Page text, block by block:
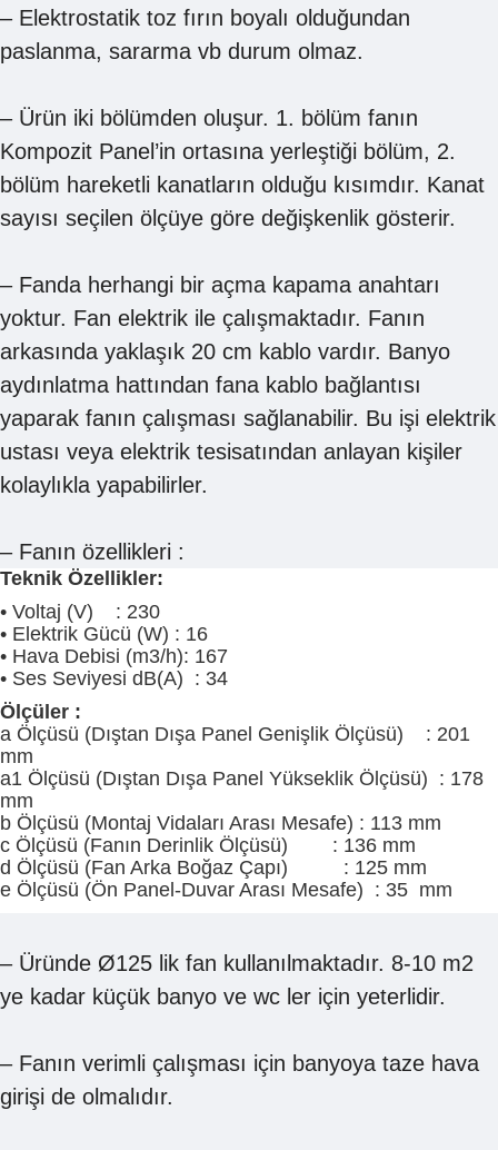
– Elektrostatik toz fırın boyalı olduğundan
paslanma, sararma vb durum olmaz.
– Ürün iki bölümden oluşur. 1. bölüm fanın
Kompozit Panel’in ortasına yerleştiği bölüm, 2.
bölüm hareketli kanatların olduğu kısımdır. Kanat
sayısı seçilen ölçüye göre değişkenlik gösterir.
– Fanda herhangi bir açma kapama anahtarı
yoktur. Fan elektrik ile çalışmaktadır. Fanın
arkasında yaklaşık 20 cm kablo vardır. Banyo
aydınlatma hattından fana kablo bağlantısı
yaparak fanın çalışması sağlanabilir. Bu işi elektrik
ustası veya elektrik tesisatından anlayan kişiler
kolaylıkla yapabilirler.
– Fanın özellikleri :
Teknik Özellikler:
• Voltaj (V) : 230
• Elektrik Gücü (W) : 16
• Hava Debisi (m3/h): 167
• Ses Seviyesi dB(A) : 34
Ölçüler :
a Ölçüsü (Dıştan Dışa Panel Genişlik Ölçüsü) : 201
mm
a1 Ölçüsü (Dıştan Dışa Panel Yükseklik Ölçüsü) : 178
mm
b Ölçüsü (Montaj Vidaları Arası Mesafe) : 113 mm
c Ölçüsü (Fanın Derinlik Ölçüsü) : 136 mm
d Ölçüsü (Fan Arka Boğaz Çapı) : 125 mm
e Ölçüsü (Ön Panel-Duvar Arası Mesafe) : 35 mm
– Üründe Ø125 lik fan kullanılmaktadır. 8-10 m2
ye kadar küçük banyo ve wc ler için yeterlidir.
– Fanın verimli çalışması için banyoya taze hava
girişi de olmalıdır.